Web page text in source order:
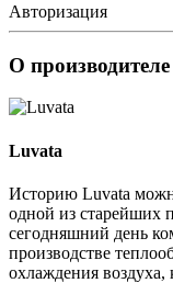
Авторизация
О производителе
Luvata
Историю Luvata
одной из старейших
сегодняшний день
производстве
охлаждения воздуха,